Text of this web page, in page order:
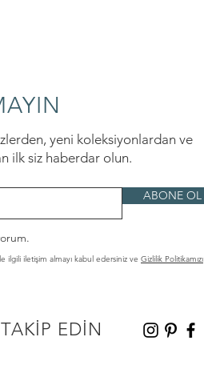
yeni koleksiyonlardan ve
ilk siz haberdar olun.
ABONE OL
ilgili iletişim almayı kabul edersiniz ve Gizlilik Politikamızı
EDİN